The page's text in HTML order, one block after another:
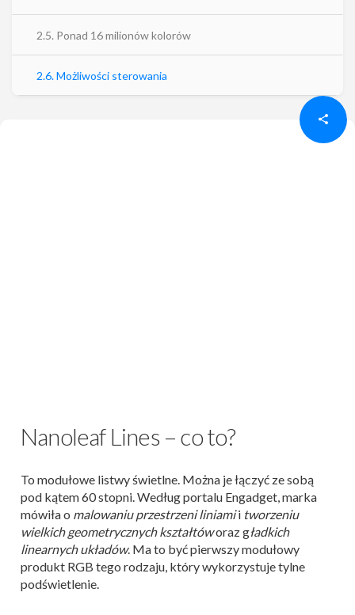
Nanoleaf Lines – co to?
To modułowe listwy świetlne. Można je łączyć ze sobą
pod kątem 60 stopni. Według portalu Engadget, marka
mówiła o malowaniu przestrzeni liniamii tworzeniu
wielkich geometrycznych kształtóworaz gładkich
linearnych układów. Ma to być pierwszy modułowy
produkt RGB tego rodzaju, który wykorzystuje tylne
podświetlenie.
2.5. Ponad 16 milionów kolorów
2.6. Możliwości sterowania